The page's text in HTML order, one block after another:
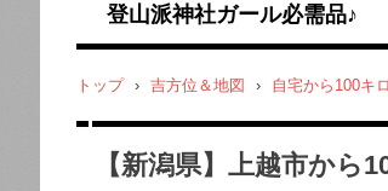
登山派神社ガール必需品♪
トップ › 吉方位＆地図 › 自宅から100キ
【新潟県】上越市から